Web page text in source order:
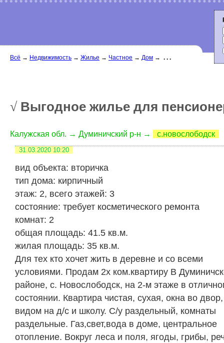
Всё → Недвижимость → Жилье → Частное → Дом → . . .
√ Выгодное жилье для
Калужская обл. → Думиничский р-н → с.новослободск
31.03.2020 10:20
вид объекта: вторичка
тип дома: кирпичный
этаж: 2, всего этажей: 3
состояние: требует косметического ремонта
комнат: 2
общая площадь: 41.5 кв.м.
жилая площадь: 35 кв.м.
Для тех кто хочет жить в деревне и со всеми
условиями. Продам 2х ком.квартиру В
районе, с. Новослободск, на 2-м этаже в
состоянии. Квартира чистая, сухая, окна во
видом на д/с и школу. С/у раздельный, комнаты
раздельные. Газ,свет,вода в доме, центральное
отопление. Вокруг леса и поля, ягоды, грибы,